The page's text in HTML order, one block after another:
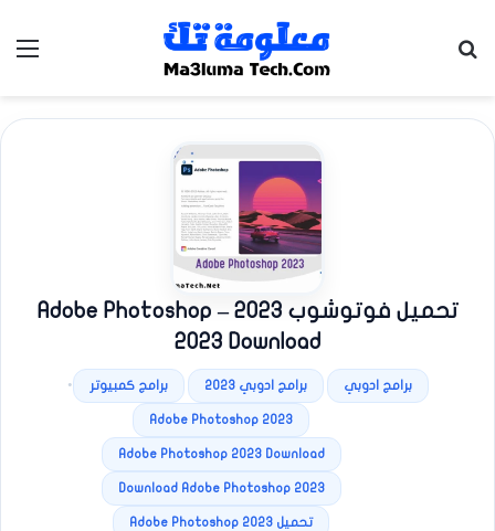
تحميل فوتوشوب 2023 – Adobe Photoshop
2023 Download
برامج ادوبي برامج ادوبي 2023 برامج كمبيوتر •
Adobe Photoshop 2023
Adobe Photoshop 2023 Download
Download Adobe Photoshop 2023
تحميل Adobe Photoshop 2023